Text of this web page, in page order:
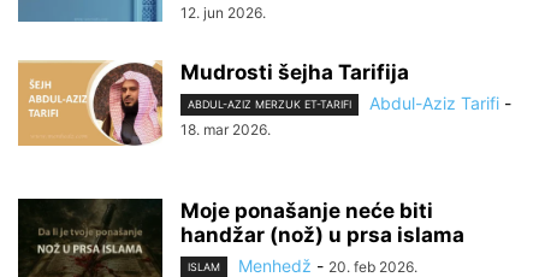
12. jun 2026.
Mudrosti šejha Tarifija
ABDUL-AZIZ MERZUK ET-TARIFI Abdul-Aziz Tarifi -
18. mar 2026.
Moje ponašanje neće biti
handžar (nož) u prsa islama
ISLAM Menhedž - 20. feb 2026.